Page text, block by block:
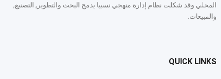
المحلي وقد شكلت نظام إدارة منهجي نسبيا يدمج البحث والتطوير, التصنيع,
والمبيعات.
QUICK LINKS